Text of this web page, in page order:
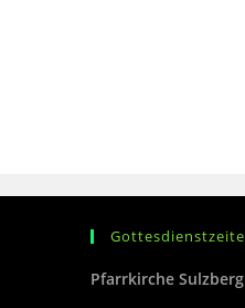
Pfarrkirche Sulzberg